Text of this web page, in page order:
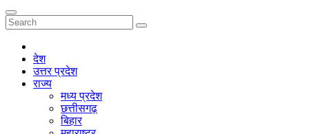
देश
उत्तर प्रदेश
राज्य
मध्य प्रदेश
छत्तीसगढ़
बिहार